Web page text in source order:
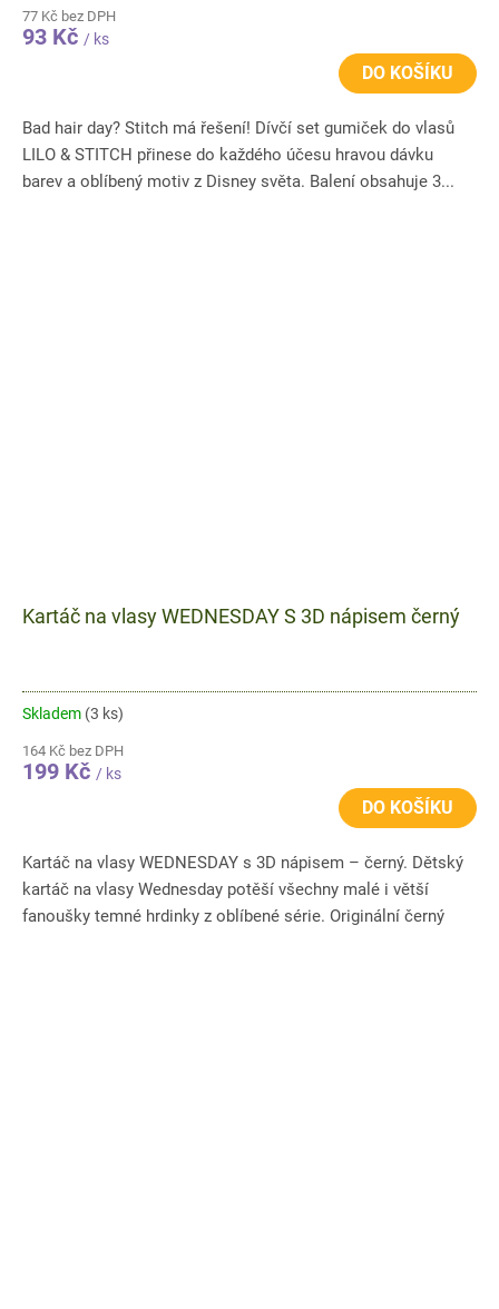
77 Kč bez DPH
93 Kč / ks
DO KOŠÍKU
Bad hair day? Stitch má řešení! Dívčí set gumiček do vlasů
LILO & STITCH přinese do každého účesu hravou dávku
barev a oblíbený motiv z Disney světa. Balení obsahuje 3...
Kartáč na vlasy WEDNESDAY S 3D nápisem černý
Skladem (3 ks)
164 Kč bez DPH
199 Kč / ks
DO KOŠÍKU
Kartáč na vlasy WEDNESDAY s 3D nápisem – černý. Dětský
kartáč na vlasy Wednesday potěší všechny malé i větší
fanoušky temné hrdinky z oblíbené série. Originální černý